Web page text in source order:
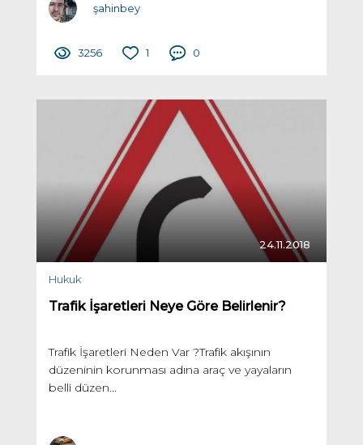
şahinbey
3256 1 0
24.11.2018
Hukuk
Trafik İşaretleri Neye Göre Belirlenir?
Trafik İşaretleri Neden Var ?Trafik akışının
düzeninin korunması adına araç ve yayaların
belli düzen...